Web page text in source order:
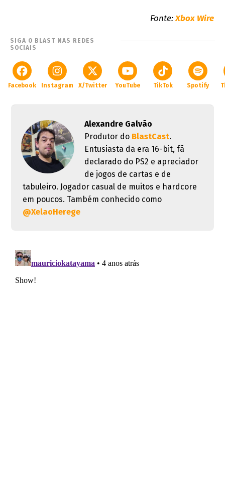
Fonte:Xbox Wire
SIGA O BLAST NAS REDES
SOCIAIS
Facebook Instagram X/Twitter YouTube TikTok Spotify
Alexandre Galvão
Produtor do BlastCast.
Entusiasta da era 16-bit, fã
declarado do PS2 e apreciador
de jogos de cartas e de
tabuleiro. Jogador casual de muitos e hardcore
em poucos. Também conhecido como
@XelaoHerege